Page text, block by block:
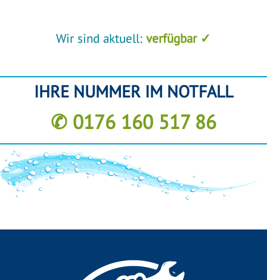
Wir sind aktuell: verfügbar ✓
IHRE NUMMER IM NOTFALL
✆ 0176 160 517 86